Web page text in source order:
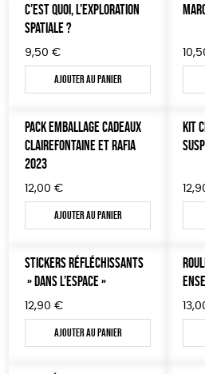
LIVRES
JEUX
SOLICADEAUX
Biodégradable
Fabrication artisanale Oeko-
C’EST QUOI, L’EXPLORATION
SPATIALE ?
9,50 €
Ajouter au panier
PACK EMBALLAGE CADEAUX
CLAIREFONTAINE ET RAFIA
2023
12,00 €
Ajouter au panier
KIT
STICKERS RÉFLÉCHISSANTS
» DANS L’ESPACE »
12,90 €
Ajouter au panier